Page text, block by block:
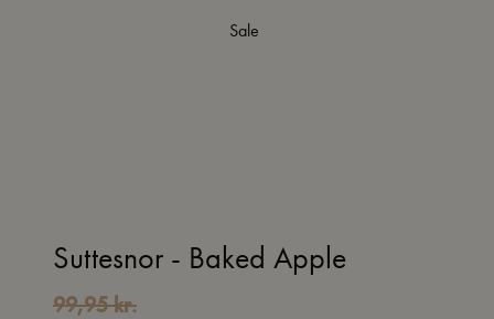
Sale
Suttesnor - Baked Apple
99,95kr.